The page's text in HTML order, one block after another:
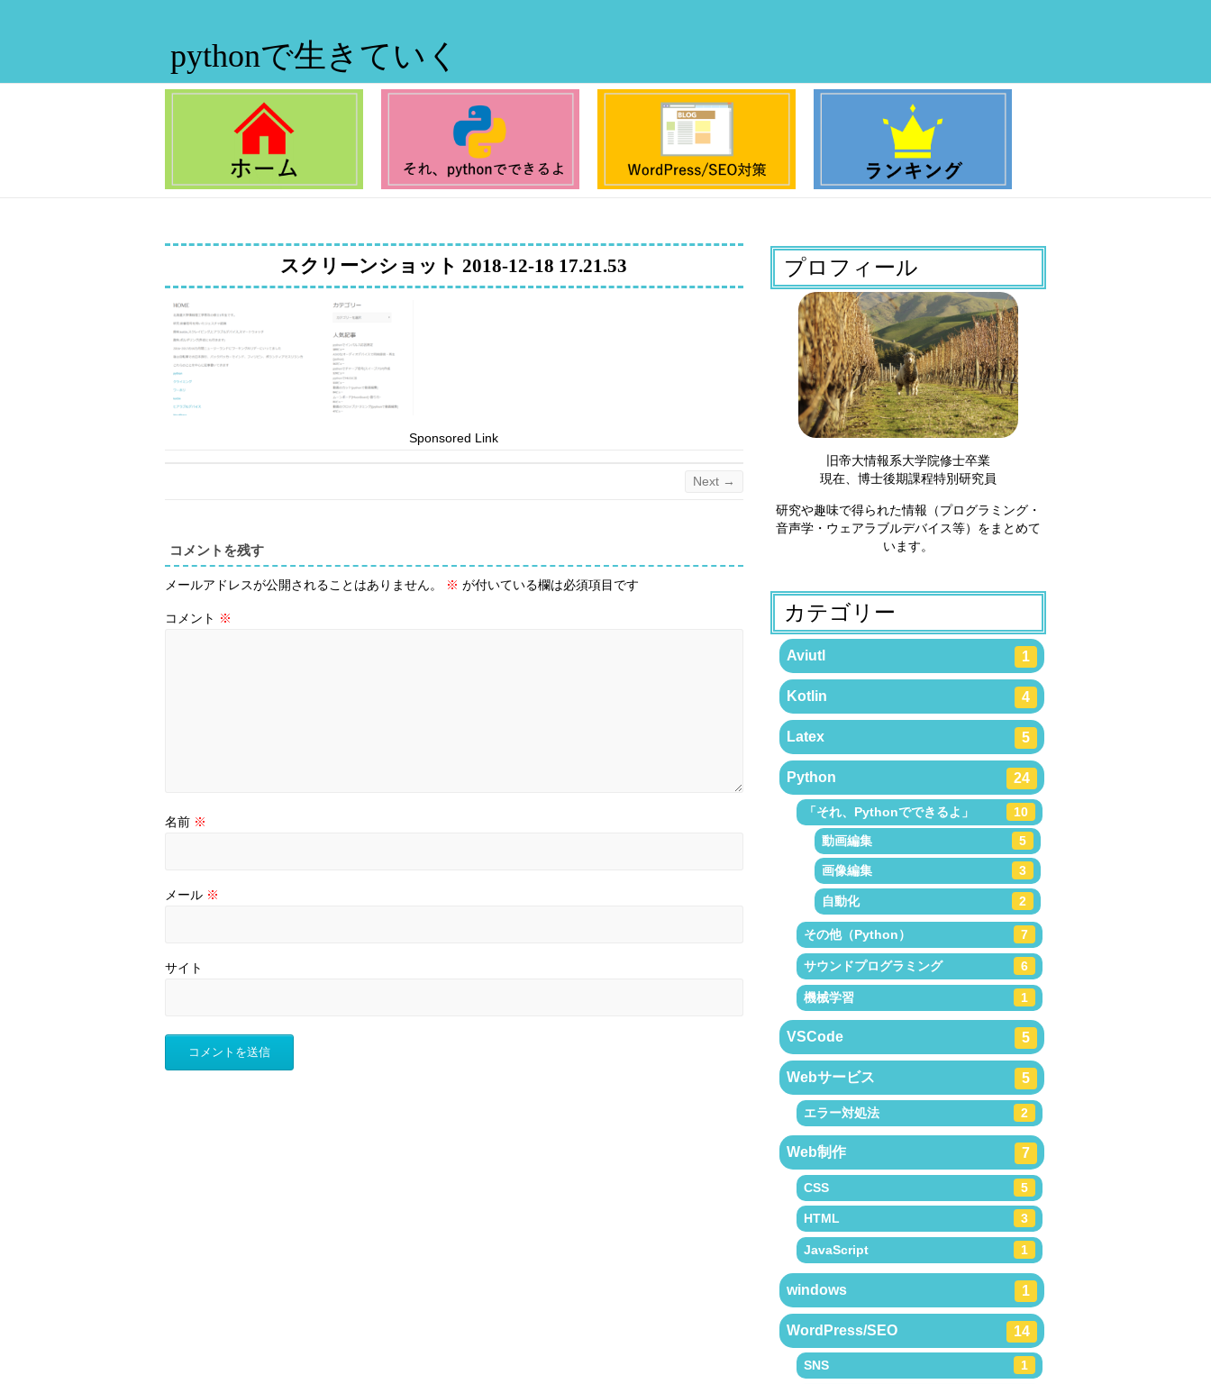
pythonで生きていく
スクリーンショット 2018-12-18 17.21.53
Sponsored Link
Next →
コメントを残す
メールアドレスが公開されることはありません。 ※ が付いている欄は必須項目です
コメント ※
名前 ※
メール ※
サイト
プロフィール
旧帝大情報系大学院修士卒業
現在、博士後期課程特別研究員
研究や趣味で得られた情報（プログラミング・
音声学・ウェアラブルデバイス等）をまとめて
います。
カテゴリー
Aviutl 1
Kotlin 4
Latex 5
Python 24
「それ、Pythonでできるよ」
10
動画編集
5
画像編集 3
自動化 2
その他（Python） 7
サウンドプログラミング 6
機械学習 1
VSCode 5
Webサービス 5
エラー対処法 2
Web制作 7
CSS 5
HTML 3
JavaScript 1
windows 1
WordPress/SEO 14
SNS 1